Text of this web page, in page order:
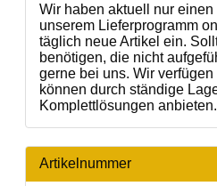
Wir haben aktuell nur
unserem Lieferprogramm
täglich neue Artikel ein.
benötigen, die nicht
gerne bei uns. Wir
können durch ständige
Komplettlösungen anbieten.
Artikelnummer